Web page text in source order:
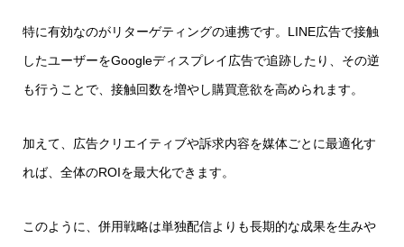
特に有効なのがリターゲティングの連携です。LINE広告で接触
したユーザーをGoogleディスプレイ広告で追跡したり、その逆
も行うことで、接触回数を増やし購買意欲を高められます。
加えて、広告クリエイティブや訴求内容を媒体ごとに最適化す
れば、全体のROIを最大化できます。
このように、併用戦略は単独配信よりも長期的な成果を生みや